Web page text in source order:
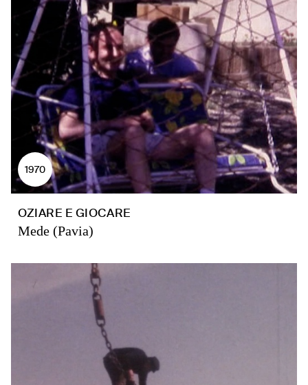
1970
OZIARE E GIOCARE
Mede (Pavia)